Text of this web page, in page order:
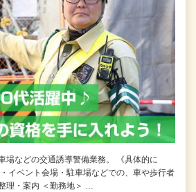
場などの交通誘導警備業務。 《具体的に
イベント会場・駐車場などでの、車や歩行者
理・案内 ＜勤務地＞ …